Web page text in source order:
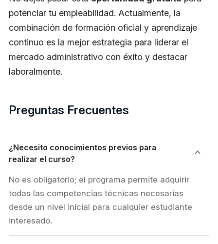
potenciar tu empleabilidad. Actualmente, la
combinación de formación oficial y aprendizaje
continuo es la mejor estrategia para liderar el
mercado administrativo con éxito y destacar
laboralmente.
Preguntas Frecuentes
¿Necesito conocimientos previos para
realizar el curso?
No es obligatorio; el programa permite adquirir
todas las competencias técnicas necesarias
desde un nivel inicial para cualquier estudiante
interesado.